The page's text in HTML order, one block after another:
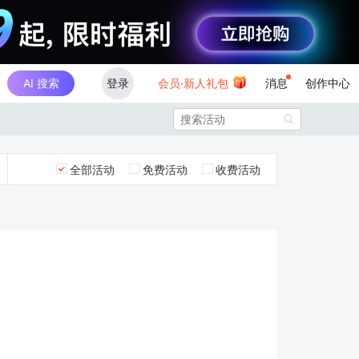
AI 搜索 登录 会员·新人礼包 消息 创作中心

全部活动 免费活动 收费活动